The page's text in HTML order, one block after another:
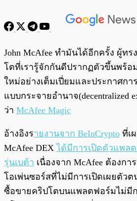
John McAfee ทำมันได้อีกครั้ง ผู้ท
โตที่เรารู้จักกันดีปรากฏตัวขึ้นพร้อ
ใหม่อย่างเต็มเปี่ยมและประกาศกา
แบบกระจายอำนาจ(decentralized
ว่า McAfee Magic
อ้างอิงรายงานจาก BeInCrypto ที่เ
McAfee DEX ได้มีการเปิดตัวแพล
รุ่นเบต้า เนื่องจาก McAfee ต้องก
โอเพ่นซอร์สที่ไม่มีการเปิดเผยตัว
ซื้อขายคริปโตบนแพลตฟอร์มไม่มี